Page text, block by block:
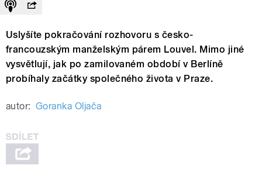
Uslyšíte pokračování rozhovoru s česko-
francouzským manželským párem Louvel. Mimo jiné
vysvětlují, jak po zamilovaném období v Berlíně
probíhaly začátky společného života v Praze.
autor: Goranka Oljača